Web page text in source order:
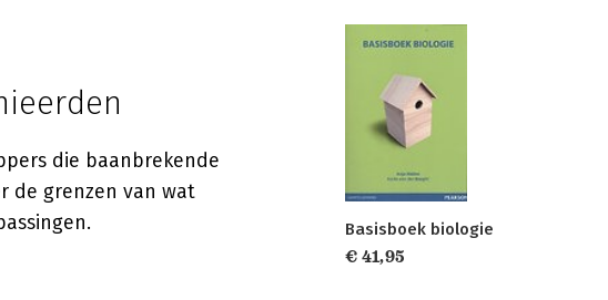
die baanbrekende
de grenzen van wat
Basisboek biologie
€ 41,95